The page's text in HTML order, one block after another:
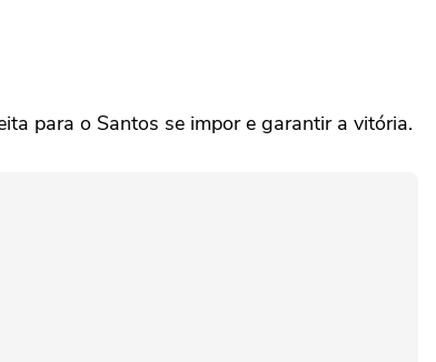
para o Santos se impor e garantir a vitória.